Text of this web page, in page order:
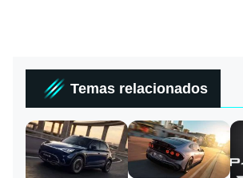
Temas relacionados